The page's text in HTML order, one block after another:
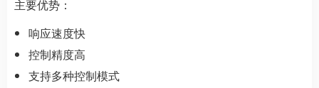
主要优势：
响应速度快
控制精度高
支持多种控制模式